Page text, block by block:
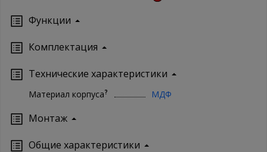
Функции
Комплектация
Технические характеристики
Материал корпуса? МДФ
Монтаж
Oбщие характеристики